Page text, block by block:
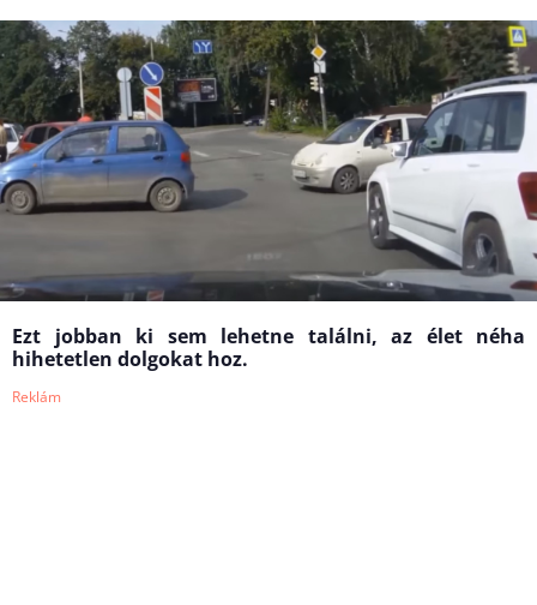
Ezt jobban ki sem lehetne találni, az élet néha
hihetetlen dolgokat hoz.
Reklám